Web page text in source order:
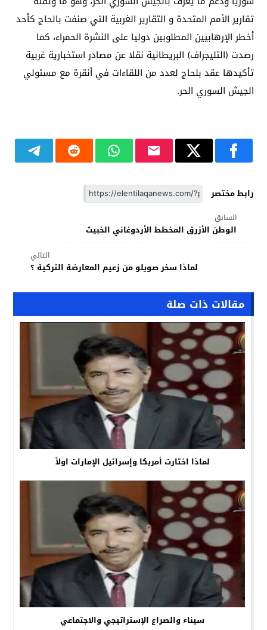
تقارير الأمم المتحدة و التقارير الغربية التي صنفت بالحاج كأحد
أخطر الإرهابيين المطلوبين دوليا على النشرة الحمراء، كما
رصدت (التليجراف) البريطانية نقلا عن مصادر استخبارية غربية
تأكيدها عقد بلحاج لعدد من اللقاءات في أنقرة مع مسئولي
الجيش السوري الحر.
رابط مختصر
السابق
الوطن الأزرق المخطط الأردوغاني الخبيث
التالي
لماذا سخر صويلو من زعيم المعارضة التركية ؟
مقالات ذات صلة
لماذا اختارت أمريكا وإسرائيل الإمارات اولاً
سيناء والصراع الإستراتيجي والاجتماعي